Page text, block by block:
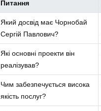
Питання
Який досвід має Чорнобай
Сергій Павлович?
Які основні проекти він
реалізував?
Чим забезпечується висока
якість послуг?